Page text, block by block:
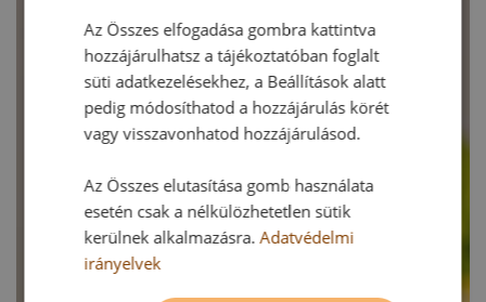
Az Összes elfogadása gombra kattintva
hozzájárulhatsz a tájékoztatóban foglalt
süti adatkezelésekhez, a Beállítások alatt
pedig módosíthatod a hozzájárulás körét
vagy visszavonhatod hozzájárulásod.
Az Összes elutasítása gomb használata
esetén csak a nélkülözhetetlen sütik
kerülnek alkalmazásra.Adatvédelmi
irányelvek